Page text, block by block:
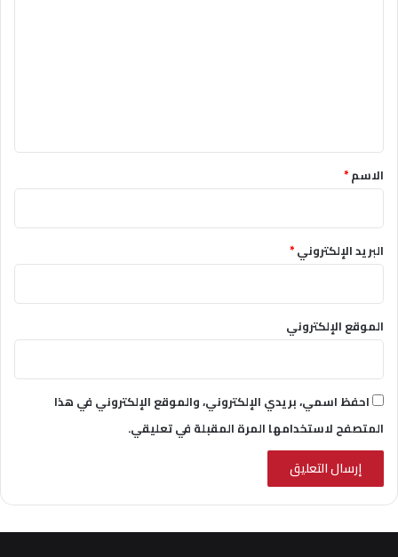
*الاسم*
البريد الإلكتروني*
الموقع الإلكتروني
احفظ اسمي، بريدي الإلكتروني، والموقع الإلكتروني في هذا
المتصفح لاستخدامها المرة المقبلة في تعليقي.